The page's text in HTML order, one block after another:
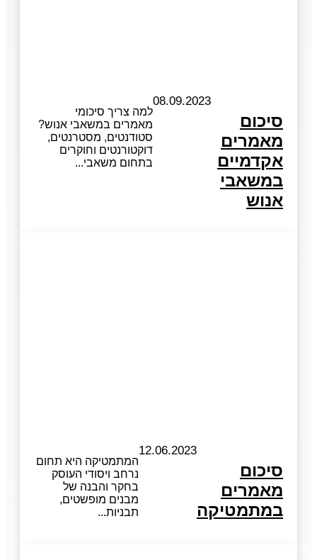
סיכום
מאמרים
אקדמיים
במשאבי
אנוש
08.09.2023
למה צריך סיכומי
מאמרים במשאבי אנוש?
סטודנטים, מסטרנטים,
דוקטורנטים וחוקרים
בתחום משאבי
סיכום
מאמרים
במתמטיקה
12.06.2023
המתמטיקה היא תחום
נרחב ויסודי העוסק
בחקר והבנה של
מבנים מופשטים,
תבניות